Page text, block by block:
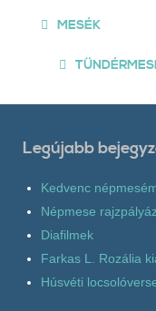
MESÉK
Legújabb
Kedvenc
Népmese
Diafilmek
Farkas L. Rozália
Húsvéti